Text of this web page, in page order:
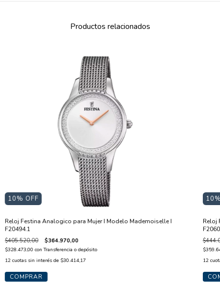
Productos relacionados
10% OFF
Reloj Festina Analogico para Mujer I Modelo Mademoiselle I
F20494.1
$405.520,00 $364.970,00
$328.473,00con Transferencia o depósito
12 cuotas sin interés de $30.414,17
10
Reloj
12